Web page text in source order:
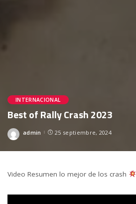
INTERNACIONAL
Best of Rally Crash 2023
Posted
admin 25 septiembre, 2024
Video Resumen lo mejor de los crash